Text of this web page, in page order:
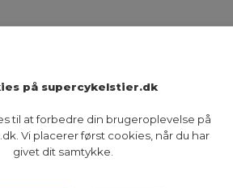
Dokumenter
Kontakt
på supercykelstier.dk
til at forbedre din brugeroplevelse på
Vi placerer først cookies, når du har
givet dit samtykke.